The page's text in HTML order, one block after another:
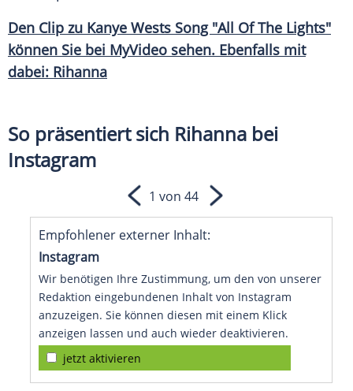
Den Clip zu Kanye Wests Song "All Of The Lights"
können Sie bei MyVideo sehen. Ebenfalls mit
dabei: Rihanna
So präsentiert sich Rihanna bei
Instagram
Empfohlener externer Inhalt:
Instagram
Wir benötigen Ihre Zustimmung, um den von unserer
Redaktion eingebundenen Inhalt von Instagram
anzuzeigen. Sie können diesen mit einem Klick
anzeigen lassen und auch wieder deaktivieren.
jetzt aktivieren
1 von 44